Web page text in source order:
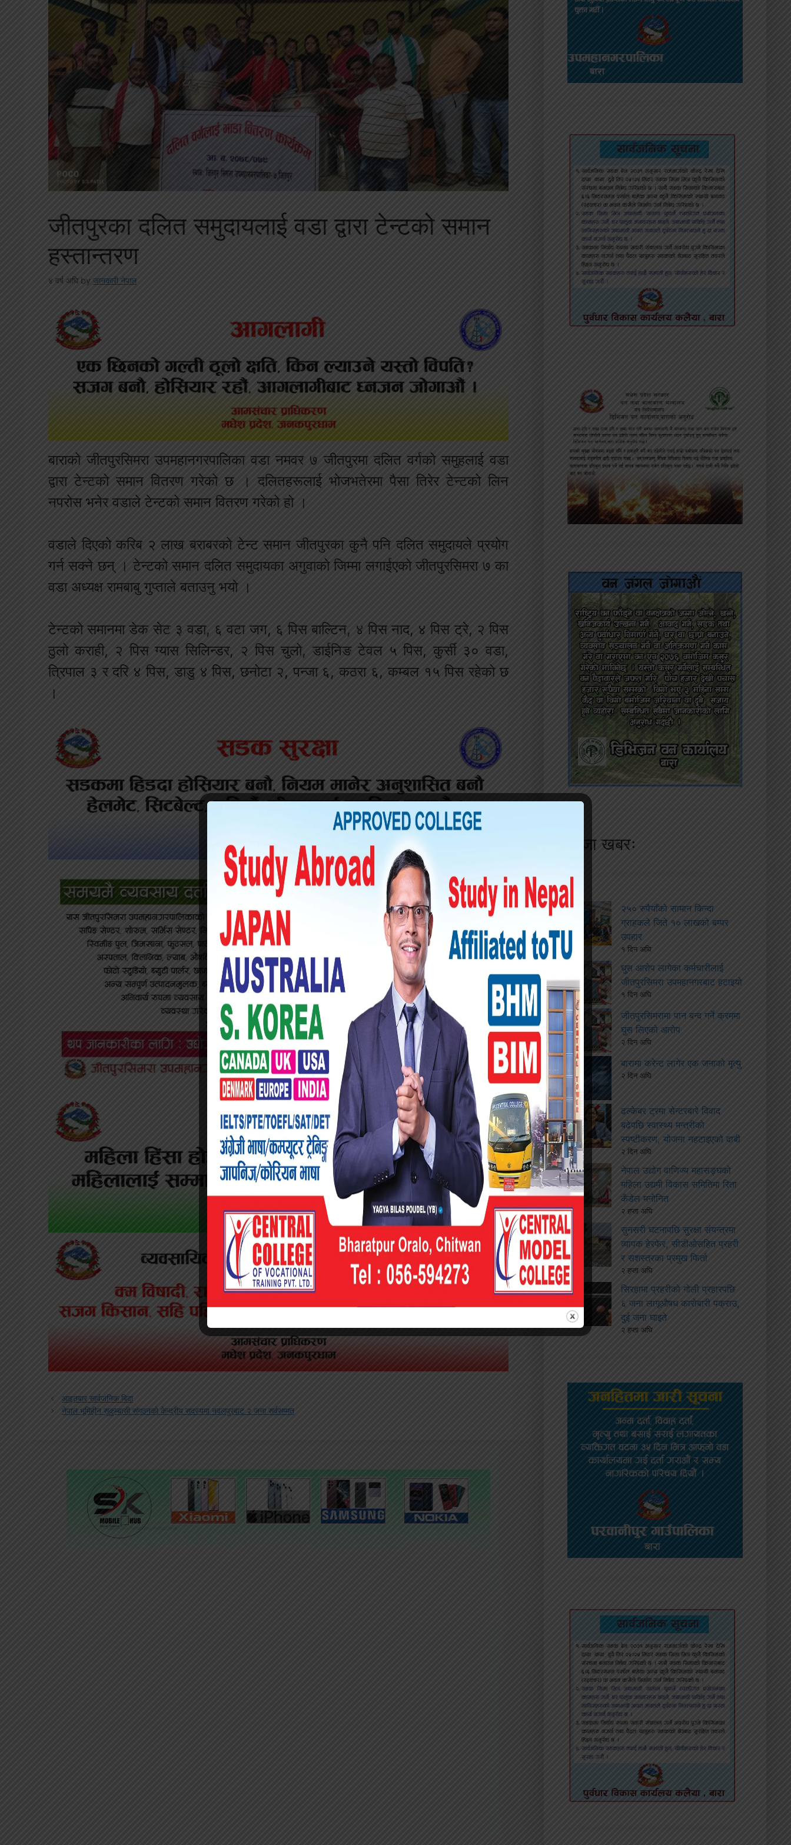
जीतपुरका दलित समुदायलाई वडा द्वारा टेन्टको समान
हस्तान्तरण
४ वर्ष अघि by जानकारी नेपाल
बाराक‍ो जीतपुरसिमरा उपमहानगरपालिका वडा नमवर ७ जीतपुरमा दलित वर्गको समुहलाई वडा
द्वारा टेन्टको समान वितरण गरेको छ । दलितहरूलाई भोजभतेरमा पैसा तिरेर टेन्टको लिन
नपरोस भनेर वडाले टेन्टको समान वितरण गरेको हो ।
वडाले दिएको करिब २ लाख बराबरको टेन्ट समान जीतपुरका कुनै पनि दलित समुदायले प्रयोग
गर्न सक्ने छन् । टेन्टको समान दलित समुदायका अगुवाको जिम्मा लगाईएक‍ो जीतपुरसिमरा ७ का
वडा अध्यक्ष रामबाबु गुप्ताले बताउनु भयो ।
टेन्टको समानमा डेक सेट ३ वडा, ६ वटा जग, ६ पिस बाल्टिन, ४ पिस नाद, ४ पिस ट्रे, २ पिस
ठुल‍ो कराही, २ पिस ग्यास सिलिन्डर, २ पिस चुलो, डाईनिङ टेवल ५ पिस, कुर्सी ३० वडा,
त्रिपाल ३ र दरि ४ पिस, डाडु ४ पिस, छनोटा २, पन्जा ६, कठरा ६, कम्बल १५ पिस रहेको छ
।
आइतबार सार्वजनिक बिदा
नेपाल भूमिहीन सुकुम्बासी संगठनकाे केन्द्रीय सदस्यमा नवलपुरबाट २ जना सर्वसम्मत
ताजा खबरः
२५० रुपैयाँको सामान किन्दा
ग्राहकले जिते १० लाखको बम्पर
उपहार
१ दिन अघि
घुस आरोप लागेका कर्मचारीलाई
जीतपुरसिमरा उपमहानगरबाट हटाइयो
१ दिन अघि
जीतपुरसिमरामा पान बन्द गर्ने क्रममा
घुस लिएको आरोप
२ दिन अघि
बारामा करेन्ट लागेर एक जनाको मृत्यु
२ दिन अघि
ढल्केबर ट्रमा सेन्टरबारे विवाद
बढेपछि स्वास्थ्य मन्त्रीको
स्पष्टीकरण, योजना नहटाइएको दाबी
२ दिन अघि
नेपाल उद्योग वाणिज्य महासङ्घको
महिला उद्यमी विकास समितिमा रिता
कँडेल मनोनित
२ हप्ता अघि
सुनसरी घटनापछि सुरक्षा संयन्त्रमा
व्यापक हेरफेर, सीडीओसहित प्रहरी
र सशस्त्रका प्रमुख फिर्ता
२ हप्ता अघि
सिरहामा प्रहरीको गोली प्रहारपछि
६ जना लागूऔषध कारोबारी पक्राउ,
दुई जना घाइते
२ हप्ता अघि